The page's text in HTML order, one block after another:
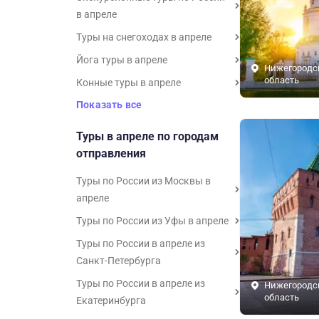
в апреле
Туры на снегоходах в апреле
Йога туры в апреле
Конные туры в апреле
Показать все
Туры в апреле по городам
отправления
Туры по России из Москвы в
апреле
Туры по России из Уфы в апреле
Туры по России в апреле из
Санкт-Петербурга
Туры по России в апреле из
Екатеринбурга
область
область